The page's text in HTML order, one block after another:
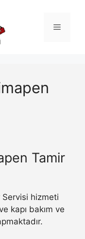
Menü
Tamir
hizmeti
kapı bakım ve